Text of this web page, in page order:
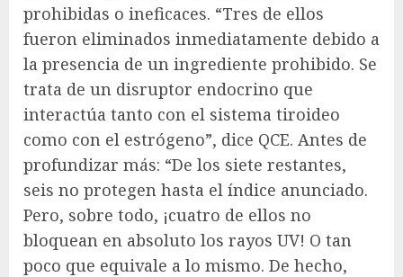
prohibidas o ineficaces. “Tres de ellos
fueron eliminados inmediatamente debido a
la presencia de un ingrediente prohibido. Se
trata de un disruptor endocrino que
interactúa tanto con el sistema tiroideo
como con el estrógeno”, dice QCE. Antes de
profundizar más: “De los siete restantes,
seis no protegen hasta el índice anunciado.
Pero, sobre todo, ¡cuatro de ellos no
bloquean en absoluto los rayos UV! O tan
poco que equivale a lo mismo. De hecho,